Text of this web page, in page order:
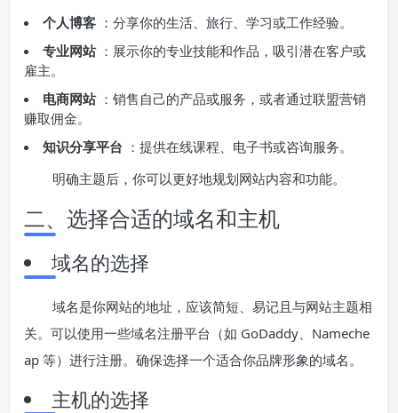
个人博客 ：分享你的生活、旅行、学习或工作经验。
专业网站 ：展示你的专业技能和作品，吸引潜在客户或
雇主。
电商网站 ：销售自己的产品或服务，或者通过联盟营销
赚取佣金。
知识分享平台 ：提供在线课程、电子书或咨询服务。
明确主题后，你可以更好地规划网站内容和功能。
二、选择合适的域名和主机
域名的选择
域名是你网站的地址，应该简短、易记且与网站主题相
关。可以使用一些域名注册平台（如 GoDaddy、Nameche
ap 等）进行注册。确保选择一个适合你品牌形象的域名。
主机的选择